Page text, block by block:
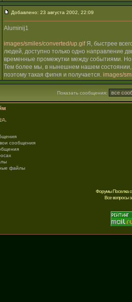
Добавлено: 23 августа 2002, 22:09
Aluminij1
images/smiles/converted/up.gifЯ, быстрее
людей, доступно только одно направление
временные промежутки между событиями.
Тем более мы, в нынешнем нашем состоянии,
поэтому такая фигня и получается. images/
Показать сообщения:
сообщения
файлы
Форумы Поселка
Все вопросы